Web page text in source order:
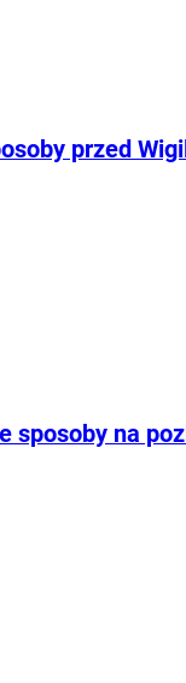
przed
sposoby na